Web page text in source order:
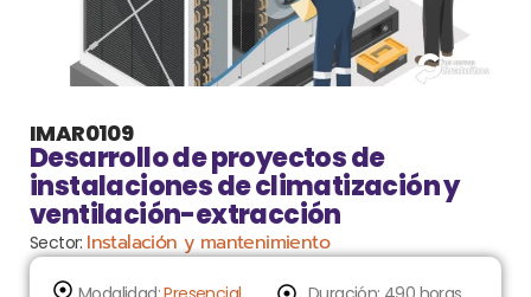
IMAR0109
Desarrollo de proyectos de
instalaciones de climatización y
ventilación-extracción
Sector: Instalación y mantenimiento